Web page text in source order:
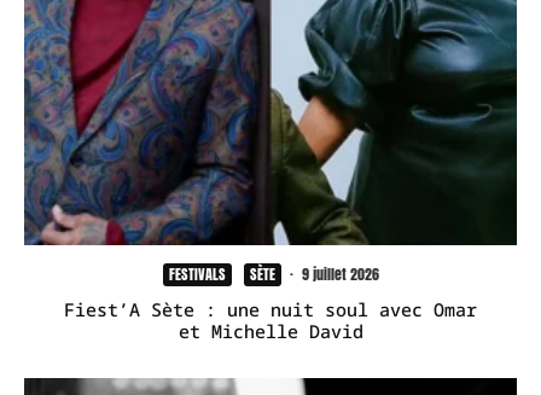
FESTIVALS SÈTE · 9 juillet 2026
Fiest’A Sète : une nuit soul avec Omar
et Michelle David